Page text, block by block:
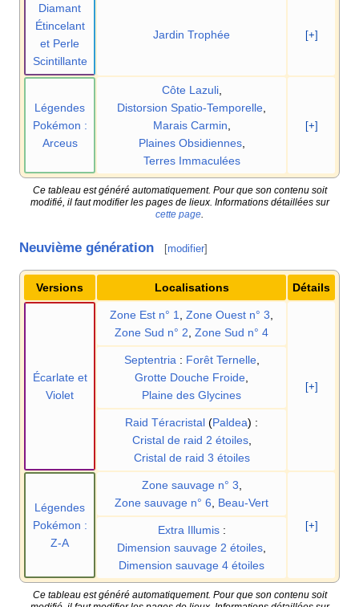
Diamant
Étincelant
et Perle
Scintillante
Jardin Trophée [+]
Légendes
Pokémon :
Arceus
Côte Lazuli,
Distorsion Spatio-Temporelle
Marais Carmin
Plaines Obsidiennes,
Terres Immaculées
[+]
Ce tableau est généré automatiquement. Pour que son contenu soit
modifié, il faut modifier les pages de lieux. Informations détaillées sur
cette page
Neuvième génération [modifier]
Versions Localisations Détails
Écarlate et
Violet
Zone Est n° 1 Zone Ouest n° 3
Zone Sud n° 2 Zone Sud n° 4
[+]
Septentria : Forêt Ternelle,
Grotte Douche Froide
Plaine des Glycines
Raid Téracristal (Paldea) :
Cristal de raid 2 étoiles,
Cristal de raid 3 étoiles
Légendes
Pokémon :
Z-A
Zone sauvage n° 3
Zone sauvage n° 6
Beau-Vert
[+]
Extra Illumis :
Dimension sauvage 2 étoiles
Dimension sauvage 4 étoiles
Ce tableau est généré automatiquement. Pour que son contenu soit